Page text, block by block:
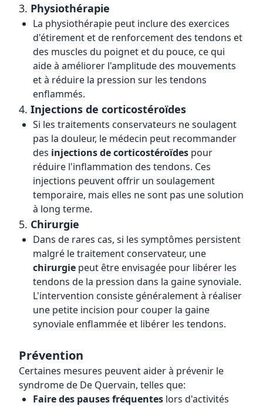
3. Physiothérapie
La physiothérapie peut inclure des exercices
d'étirement et de renforcement des tendons et
des muscles du poignet et du pouce, ce qui
aide à améliorer l'amplitude des mouvements
et à réduire la pression sur les tendons
enflammés.
4. Injections de corticostéroïdes
Si les traitements conservateurs ne soulagent
pas la douleur, le médecin peut recommander
des injections de corticostéroïdes pour
réduire l'inflammation des tendons. Ces
injections peuvent offrir un soulagement
temporaire, mais elles ne sont pas une solution
à long terme.
5. Chirurgie
Dans de rares cas, si les symptômes persistent
malgré le traitement conservateur, une
chirurgie peut être envisagée pour libérer les
tendons de la pression dans la gaine synoviale.
L'intervention consiste généralement à réaliser
une petite incision pour couper la gaine
synoviale enflammée et libérer les tendons.
Prévention
Certaines mesures peuvent aider à prévenir le
syndrome de De Quervain, telles que:
Faire des pauses fréquentes lors d'activités